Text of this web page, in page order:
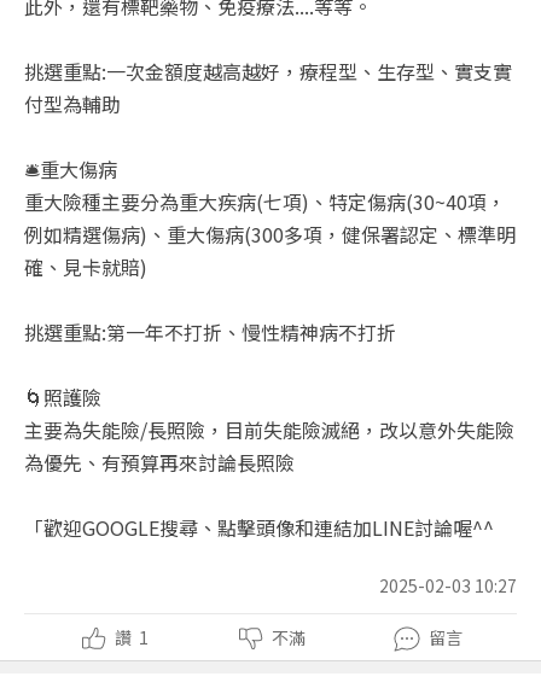
此外，還有標靶藥物、免疫療法....等等。
挑選重點:一次金額度越高越好，療程型、生存型、實支實
付型為輔助
🛎️重大傷病
重大險種主要分為重大疾病(七項)、特定傷病(30~40項，
例如精選傷病)、重大傷病(300多項，健保署認定、標準明
確、見卡就賠)
挑選重點:第一年不打折、慢性精神病不打折
🌀照護險
主要為失能險/長照險，目前失能險滅絕，改以意外失能險
為優先、有預算再來討論長照險
「歡迎GOOGLE搜尋、點擊頭像和連結加LINE討論喔^^
2025-02-03 10:27
讚 1 不滿 留言